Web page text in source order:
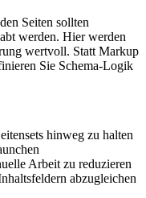
Seiten sollten
werden. Hier werden
wertvoll. Statt Markup
Sie Schema‑Logik
hinweg zu halten
Arbeit zu reduzieren
abzugleichen